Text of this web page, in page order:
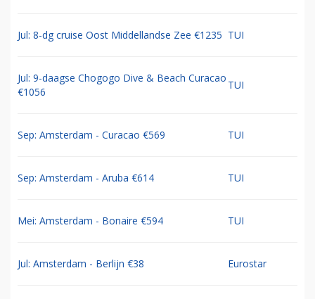
Jul: 8-dg cruise Oost Middellandse Zee €1235 TUI
Jul: 9-daagse Chogogo Dive & Beach Curacao
€1056
TUI
Sep: Amsterdam - Curacao €569 TUI
Sep: Amsterdam - Aruba €614 TUI
Mei: Amsterdam - Bonaire €594 TUI
Jul: Amsterdam - Berlijn €38 Eurostar